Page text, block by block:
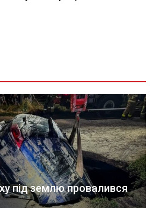
під землю провалився